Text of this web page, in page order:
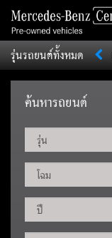
รุ่นรถยนต์ทั้งหมด
Sprinter V Vito
ค้นหารถยนต์